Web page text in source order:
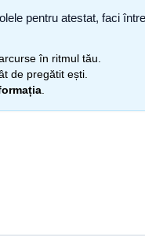
pentru atestat, faci
în ritmul tău.
de pregătit ești.